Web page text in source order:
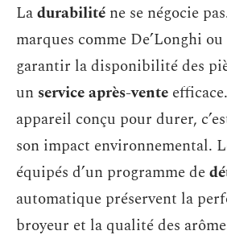
Ladurabilité ne se négocie
marques comme De’Longhi
garantir la disponibilité des
un service après-vente
appareil conçu pour durer,
son impact environnemental.
équipés d’un programme de
automatique préservent la
broyeur et la qualité des